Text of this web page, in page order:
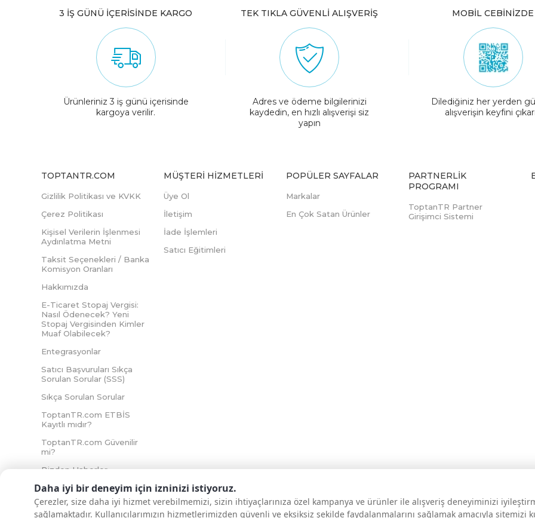
Daha iyi bir deneyim için izninizi istiyoruz.
Çerezler, size daha iyi hizmet verebilmemizi, sizin ihtiyaçlarınıza özel kampanya ve ürünler ile alışveriş deneyiminizi
sağlamaktadır. Kullanıcılarımızın hizmetlerimizden güvenli ve eksiksiz şekilde faydalanmalarını sağlamak amacıyla sitemizi
3 İŞ GÜNÜ İÇERİSİNDE KARGO
Ürünleriniz 3 iş günü içerisinde
kargoya verilir.
TEK TIKLA GÜVENLİ ALIŞVERİŞ
Adres ve ödeme bilgilerinizi
kaydedin, en hızlı alışverişi siz
yapın
MOBİL CEBİNİZDE
Dilediğiniz her yerden
alışverişin keyfini
TOPTANTR.COM
Gizlilik Politikası ve KVKK
Çerez Politikası
Kişisel Verilerin İşlenmesi
Aydınlatma Metni
Taksit Seçenekleri / Banka
Komisyon Oranları
Hakkımızda
E-Ticaret Stopaj Vergisi:
Nasıl Ödenecek? Yeni
Stopaj Vergisinden Kimler
Muaf Olabilecek?
Entegrasyonlar
Satıcı Başvuruları Sıkça
Sorulan Sorular (SSS)
Sıkça Sorulan Sorular
ToptanTR.com ETBİS
Kayıtlı mıdır?
ToptanTR.com Güvenilir
mi?
Bizden Haberler
MÜŞTERI HIZMETLERI
Üye Ol
İletişim
İade İşlemleri
Satıcı Eğitimleri
POPÜLER SAYFALAR
Markalar
En Çok Satan Ürünler
PARTNERLIK
PROGRAMI
ToptanTR Partner
Girişimci Sistemi